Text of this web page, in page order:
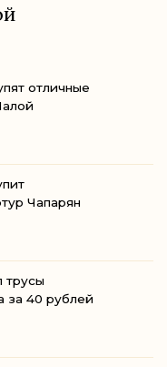
отличные
и Малой
Чапарян
трусы
за 40 рублей